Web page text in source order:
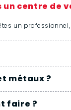
centre de
un
métaux ?
faire ?